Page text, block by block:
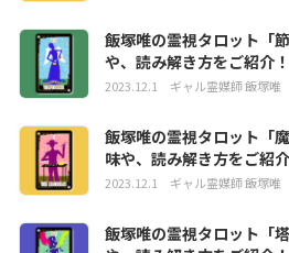
飯塚唯の霊視タロット「
や、読み解き方をご紹介！
2023.12.1 ギャル霊媒師 飯塚唯
飯塚唯の霊視タロット「
味や、読み解き方をご紹介
2023.12.1 ギャル霊媒師 飯塚唯
飯塚唯の霊視タロット「